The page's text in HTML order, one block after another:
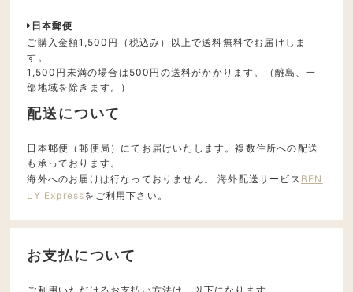
日本郵便
ご購入金額1,500円（税込み）以上で送料無料でお届けしま
す。
1,500円未満の場合は500円の送料がかかります。（離島、一
部地域を除きます。）
配送について
日本郵便（郵便局）にてお届けいたします。複数住所への配送
も承っております。
海外へのお届けは行なっておりません。 海外配送サービス BEN
LY Expressをご利用下さい。
お支払について